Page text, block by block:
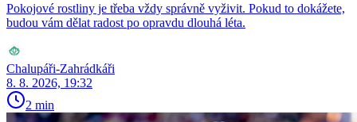
Pokojové rostliny je třeba vždy správně vyživit. Pokud to dokážete,
budou vám dělat radost po opravdu dlouhá léta.
Chalupáři-Zahrádkáři
8. 8. 2026, 19:32
2 min